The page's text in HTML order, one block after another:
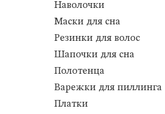
Наволочки
Резинки для волос
Шапочки для сна
Полотенца
Варежки для пиллинга
Платки
Маски для сна